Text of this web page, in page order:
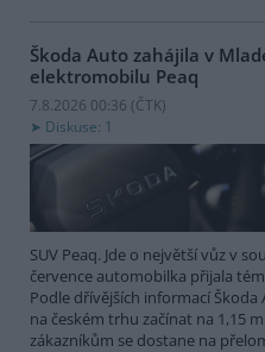
Škoda Auto zahájila v
elektromobilu Peaq
7.8.2026 00:36 (ČTK)
Diskuse: 1
SUV Peaq. Jde o největší vůz v
července automobilka přijala
Podle dřívějších informací
na českém trhu začínat na 1,15
zákazníkům se dostane na